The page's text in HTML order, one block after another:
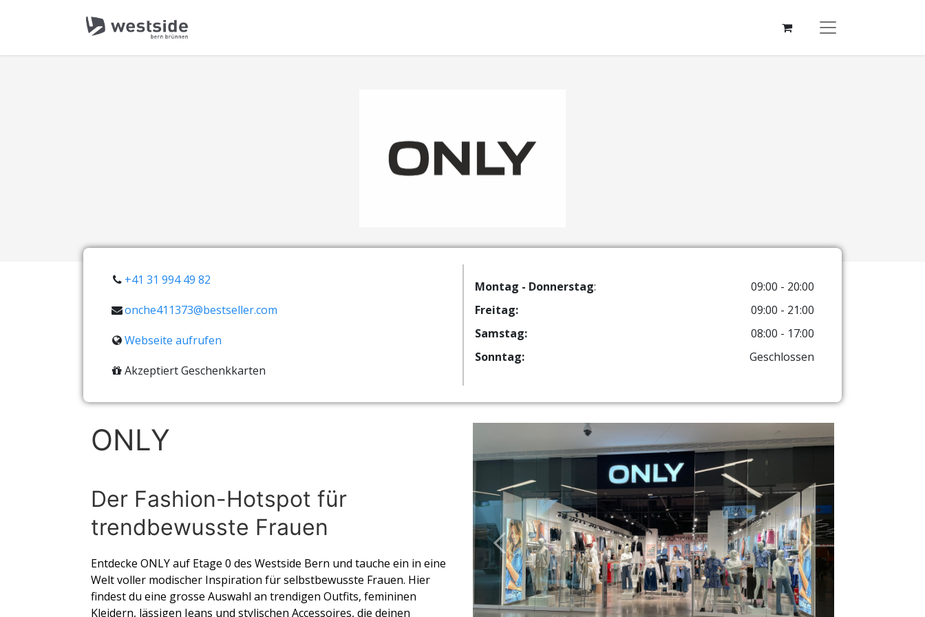
+41 31 994 49 82
onche411373@bestseller.com
Webseite aufrufen
Akzeptiert Geschenkkarten
Montag - Donnerstag:
09:00 - 20:00
Freitag:
09:00 - 21:00
Samstag:
08:00 - 17:00
Sonntag:
Geschlossen
ONLY
Der Fashion-Hotspot für
trendbewusste Frauen
Entdecke ONLY auf Etage 0 des Westside Bern und tauche ein in eine
Welt voller modischer Inspiration für selbstbewusste Frauen. Hier
findest du eine grosse Auswahl an trendigen Outfits, femininen
Kleidern, lässigen Jeans und stylischen Accessoires, die deinen